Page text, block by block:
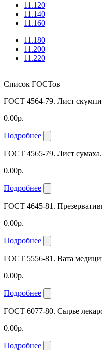
11.120
11.140
11.160
11.180
11.200
11.220
Список ГОСТов
ГОСТ 4564-79. Лист
0.00р.
Подробнее
ГОСТ 4565-79. Лист сумаха.
0.00р.
Подробнее
ГОСТ 4645-81.
0.00р.
Подробнее
ГОСТ 5556-81. Вата
0.00р.
Подробнее
ГОСТ 6077-80. Сырье
0.00р.
Подробнее